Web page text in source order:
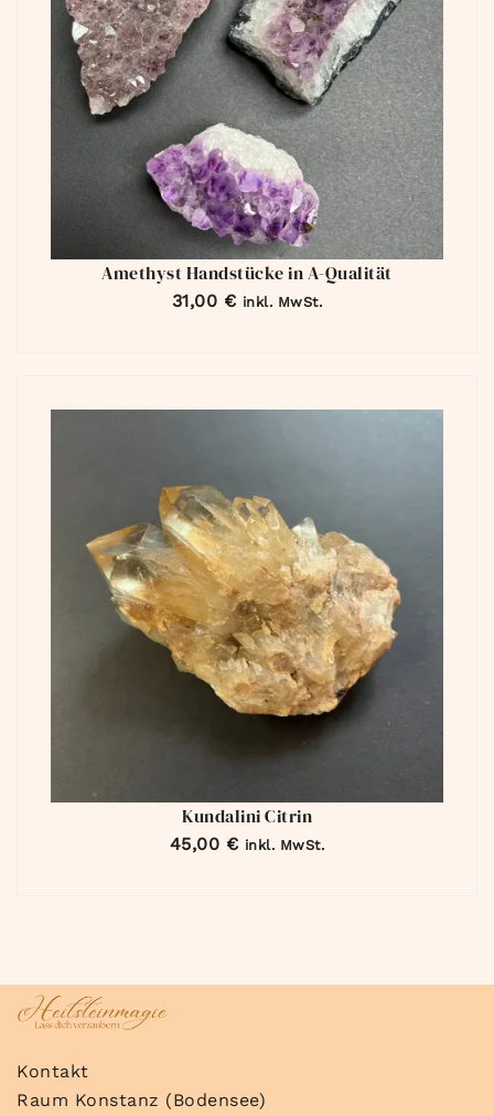
Amethyst Handstücke in A-Qualität
31,00 € inkl. MwSt.
Kundalini Citrin
45,00 € inkl. MwSt.
Kontakt
Raum Konstanz (Bodensee)